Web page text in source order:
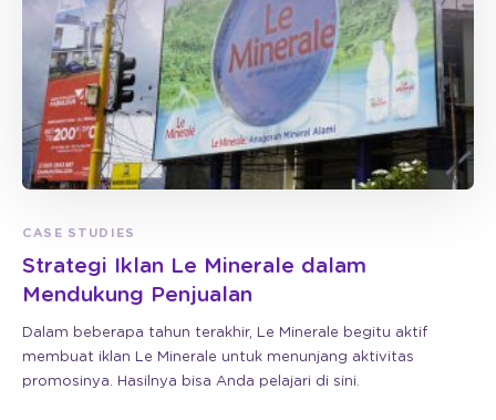
CASE STUDIES
Strategi Iklan Le Minerale dalam
Mendukung Penjualan
Dalam beberapa tahun terakhir, Le Minerale begitu aktif
membuat iklan Le Minerale untuk menunjang aktivitas
promosinya. Hasilnya bisa Anda pelajari di sini.